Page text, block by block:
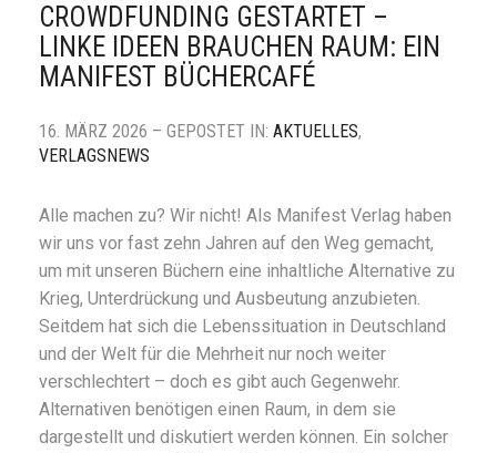
CROWDFUNDING GESTARTET –
LINKE IDEEN BRAUCHEN RAUM: EIN
MANIFEST BÜCHERCAFÉ
16. MÄRZ 2026 – GEPOSTET IN: AKTUELLES,
VERLAGSNEWS
Alle machen zu? Wir nicht! Als Manifest Verlag haben
wir uns vor fast zehn Jahren auf den Weg gemacht,
um mit unseren Büchern eine inhaltliche Alternative zu
Krieg, Unterdrückung und Ausbeutung anzubieten.
Seitdem hat sich die Lebenssituation in Deutschland
und der Welt für die Mehrheit nur noch weiter
verschlechtert – doch es gibt auch Gegenwehr.
Alternativen benötigen einen Raum, in dem sie
dargestellt und diskutiert werden können. Ein solcher